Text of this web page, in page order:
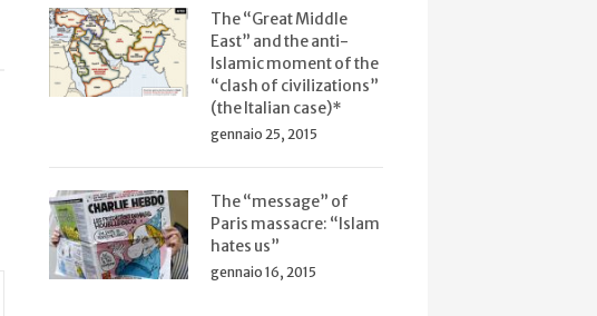
elettorale
The “Great Middle
East” and the anti-
Islamic moment of the
“clash of civilizations”
(the Italian case)*
gennaio 25, 2015
The “message” of
Paris massacre: “Islam
hates us”
gennaio 16, 2015